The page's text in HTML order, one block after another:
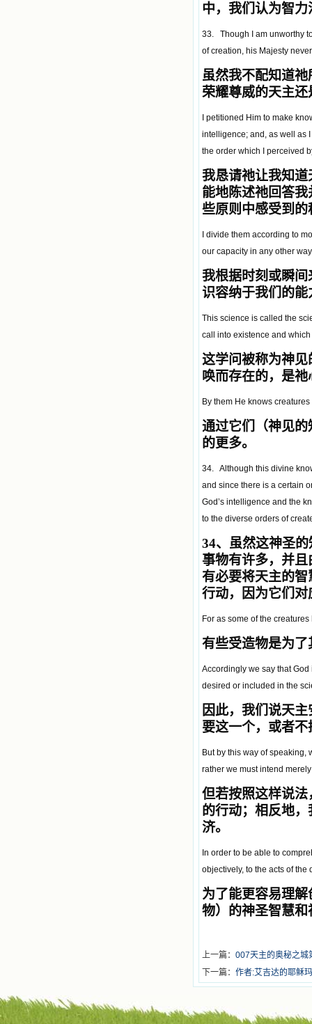
中，我们认为智
33. Though I am unworthy
of creation, his Majesty
虽然我不配知道
荣耀尊威的天主
I petitioned Him to make
intelligence; and, as well as
the order which I perceived
我恳请祂让我知
能地陈述祂回答
些原则中感受到的
I divide them according to
our capacity in any other
我根据时刻或瞬
识容纳于我们的能
This science is called the
call into existence and
这学问被称为神
唤而存在的，是
By them He knows
通过它们（神见
的更多。
34. Although this divine
and since there is a certain
God’s intelligence and the
to the diverse orders of
34、虽然这神圣
事物有许多，并
有必要将天主的
行动，因为它们
For as some of the
有些受造物是为
Accordingly we say that
desired or included in the
因此，我们说天
要这一个，或者
But by this way of speaking,
rather we must intend
但若按照这样说
的行动；相反地
济。
In order to be able to
objectively, to the acts of
为了能更容易理
物）的神圣智慧
上一篇： 007天主的奥秘之城
下一篇： 作者:艾吉达的耶稣